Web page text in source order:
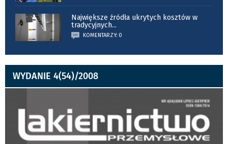
Największe źródła ukrytych kosztów w
tradycyjnych...
KOMENTARZY: 0
WYDANIE 4(54)/2008